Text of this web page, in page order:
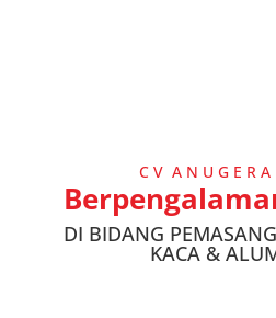
C V A N U G E R
DI BIDANG
KACA &